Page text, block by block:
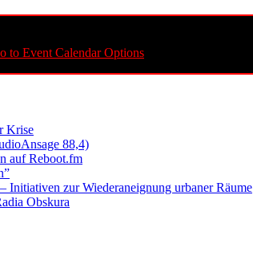
to Event Calendar Options
Krise
88,4)
auf Reboot.fm
Initiativen zur Wiederaneignung urbaner Räume
Obskura